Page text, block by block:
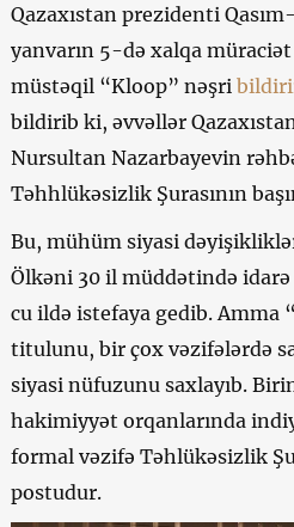
Qazaxıstan prezidenti
yanvarın 5-də xalqa müraciət
müstəqil “Kloop” nəşri
bildirib ki, əvvəllər
Nursultan Nazarbayevin
Təhhlükəsizlik Şurasının
Bu, mühüm siyasi
Ölkəni 30 il müddətində
cu ildə istefaya gedib. Amma
titulunu, bir çox vəzifələrdə
siyasi nüfuzunu saxlayıb.
hakimiyyət orqanlarında
formal vəzifə Təhlükəsizlik
postudur.